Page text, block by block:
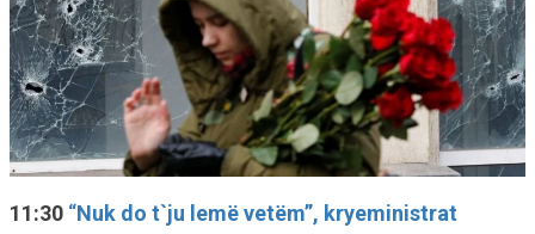
11:30 “Nuk do t`ju lemë vetëm”, kryeministrat